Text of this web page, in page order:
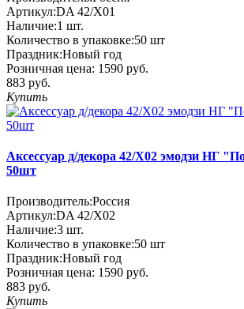
Артикул:DA 42/X01
Наличие:1 шт.
Количество в упаковке:50 шт
Праздник:Новый год
Розничная цена: 1590 руб.
883 руб.
Купить
Аксессуар д/декора 42/X02 эмодзи НГ
50шт
Производитель:Россия
Артикул:DA 42/X02
Наличие:3 шт.
Количество в упаковке:50 шт
Праздник:Новый год
Розничная цена: 1590 руб.
883 руб.
Купить